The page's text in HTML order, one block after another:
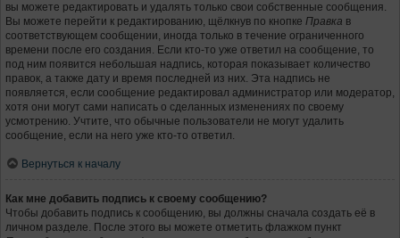
вы можете редактировать и удалять только свои собственные сообщения.
Вы можете перейти к редактированию, щёлкнув по кнопке Правка в
соответствующем сообщении, иногда только в течение ограниченного
времени после его создания. Если кто-то уже ответил на сообщение, то
под ним появится небольшая надпись, которая показывает количество
правок, а также дату и время последней из них. Эта надпись не
появляется, если сообщение редактировал администратор или модератор,
хотя они могут сами написать о сделанных изменениях по своему
усмотрению. Учтите, что обычные пользователи не могут удалить
сообщение, если на него уже кто-то ответил.
Вернуться к началу
Как мне добавить подпись к своему сообщению?
Чтобы добавить подпись к сообщению, вы должны сначала создать её в
личном разделе. После этого вы можете отметить флажком пункт